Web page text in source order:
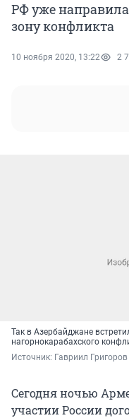
РФ уже
зону конфликта
10 ноября 2020, 13:22 2
Так в Азербайджане
нагорнокарабахского
Источник: Гавриил
Сегодня ночью
участии России